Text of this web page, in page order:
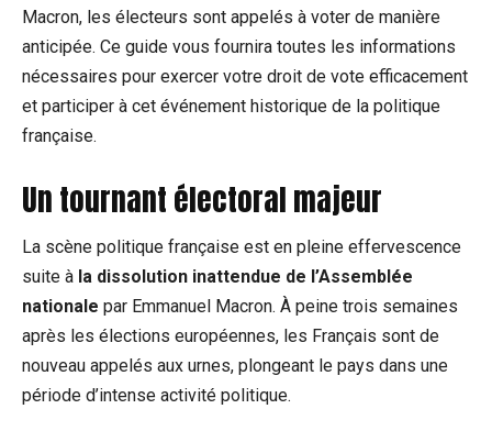
Macron, les ⁣électeurs sont ‍appelés à voter ⁢de manière
anticipée. Ce guide vous fournira toutes les⁤ informations
nécessaires pour exercer votre ‍droit de vote efficacement
et participer à cet événement historique de‌ la politique
française.
Un​ tournant électoral​ majeur
La scène politique française est en pleine effervescence
suite à‍ la dissolution inattendue⁢ de l’Assemblée
nationale par Emmanuel ⁣Macron. À ​peine trois semaines
‍après les élections européennes, les Français sont de
nouveau appelés aux urnes, plongeant le pays dans une
période d’intense activité politique.